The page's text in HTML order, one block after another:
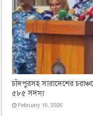
চাঁদপুরসহ সারাদেশের
৫৮৫ সদস্য
February 10, 2026